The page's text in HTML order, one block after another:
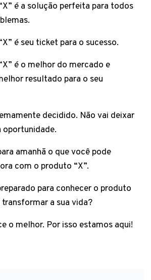
é a solução perfeita para todos
é seu ticket para o sucesso.
é o melhor do mercado e
resultado para o seu
decidido. Não vai deixar
oportunidade.
amanhã o que você pode
com o produto “X”.
para conhecer o produto
transformar a sua vida?
o melhor. Por isso estamos aqui!